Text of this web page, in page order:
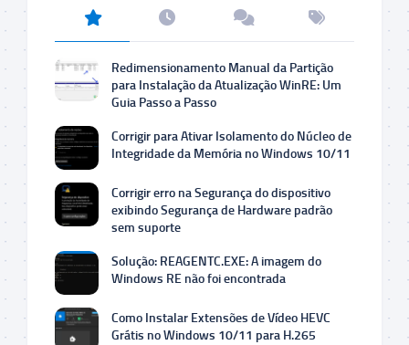
Redimensionamento Manual da Partição
para Instalação da Atualização WinRE: Um
Guia Passo a Passo
Corrigir para Ativar Isolamento do Núcleo de
Integridade da Memória no Windows 10/11
Corrigir erro na Segurança do dispositivo
exibindo Segurança de Hardware padrão
sem suporte
Solução: REAGENTC.EXE: A imagem do
Windows RE não foi encontrada
Como Instalar Extensões de Vídeo HEVC
Grátis no Windows 10/11 para H.265